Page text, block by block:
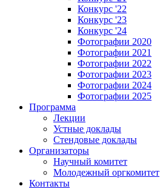
Конкурс '22
Конкурс '23
Конкурс '24
Фотографии 2020
Фотографии 2021
Фотографии 2022
Фотографии 2023
Фотографии 2024
Фотографии 2025
Программа
Лекции
Устные доклады
Стендовые доклады
Организаторы
Научный комитет
Молодежный оргкомитет
Контакты